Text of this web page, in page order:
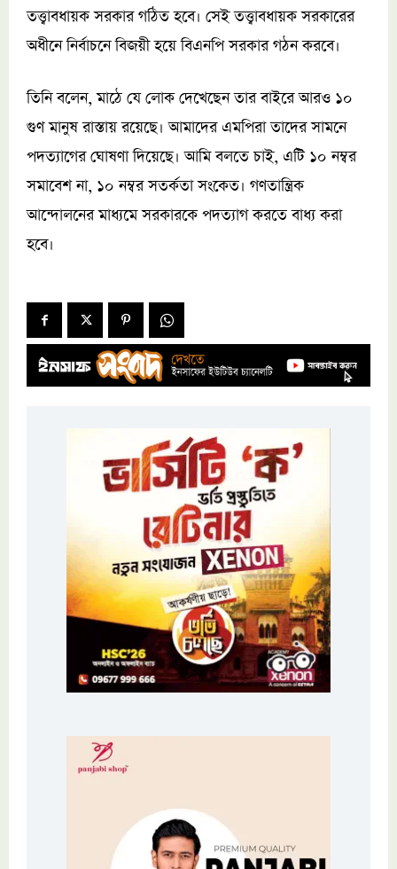
তত্ত্বাবধায়ক সরকার গঠিত হবে। সেই তত্ত্বাবধায়ক সরকারের
অধীনে নির্বাচনে বিজয়ী হয়ে বিএনপি সরকার গঠন করবে।
তিনি বলেন, মাঠে যে লোক দেখেছেন তার বাইরে আরও ১০
গুণ মানুষ রাস্তায় রয়েছে। আমাদের এমপিরা তাদের সামনে
পদত্যাগের ঘোষণা দিয়েছে। আমি বলতে চাই, এটি ১০ নম্বর
সমাবেশ না, ১০ নম্বর সতর্কতা সংকেত। গণতান্ত্রিক
আন্দোলনের মাধ্যমে সরকারকে পদত্যাগ করতে বাধ্য করা
হবে।